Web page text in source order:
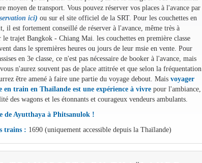
moyen de transport. Vous pouvez réserver vos places à l'avance par
ici) ou sur el site officiel de la SRT. Pour les couchettes en
il est fortement conseillé de réserver à l'avance, même très à
le trajet Bangkok - Chiang Mai. les couchettes en première classe
dans le spremières heures ou jours de leur msie en vente. Pour
en 3e classe, ce n'est pas nécessaire de booker à l'avance, mais
n'aurez souvent pas de place attitrée et que selon la fréquentation
être amené à faire une partie du voyage debout. Mais voyager
en train en Thaïlande est une expérience à vivrepour l'ambiance,
des wagons et les étonnants et courageux vendeurs ambulants.
de Ayutthaya à Phitsanulok !
trains : 1690 (uniquement accessible depuis la Thaïlande)